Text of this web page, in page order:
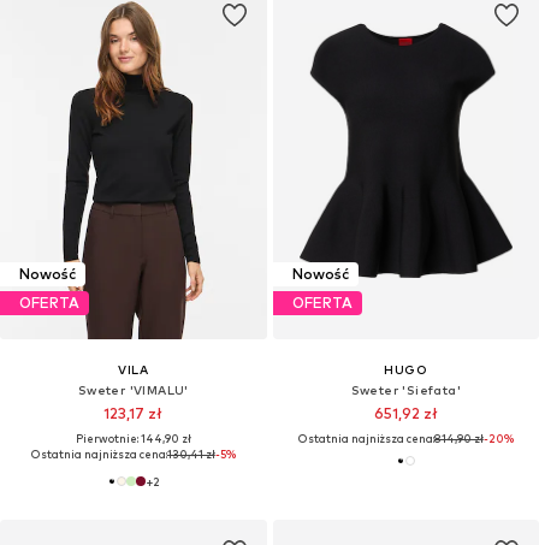
Nowość
OFERTA
VILA
Sweter 'VIMALU'
123,17 zł
Pierwotnie: 144,90 zł
Ostatnia najniższa cena:130,41 zł-5%
+2
Nowość
OFERTA
HUGO
Sweter 'Siefata'
651,92 zł
Ostatnia najniższa cena:814,90 zł-20%